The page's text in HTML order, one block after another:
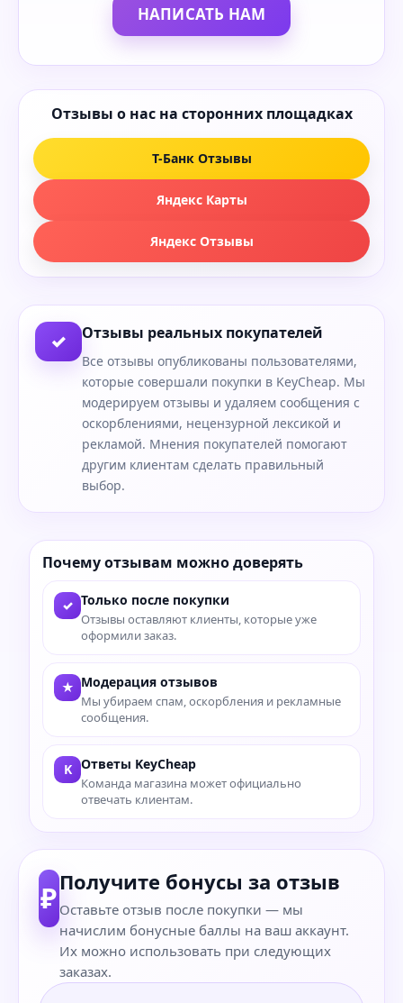
НАПИСАТЬ НАМ
Отзывы о нас на сторонних площадках
Т-Банк Отзывы
Яндекс Карты
Яндекс Отзывы
✓ Отзывы реальных покупателей
Все отзывы опубликованы пользователями,
которые совершали покупки в KeyCheap. Мы
модерируем отзывы и удаляем сообщения с
оскорблениями, нецензурной лексикой и
рекламой. Мнения покупателей помогают
другим клиентам сделать правильный
выбор.
Почему отзывам можно доверять
✓ Только после покупки
Отзывы оставляют клиенты, которые уже
оформили заказ.
★ Модерация отзывов
Мы убираем спам, оскорбления и рекламные
сообщения.
K Ответы KeyCheap
Команда магазина может официально
отвечать клиентам.
₽Получите бонусы за отзыв
Оставьте отзыв после покупки — мы
начислим бонусные баллы на ваш аккаунт.
Их можно использовать при следующих
заказах.